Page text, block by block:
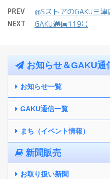
PREV @SストアのGAKU三
NEXT GAKU通信119号
お知らせ＆GAKU通
お知らせ一覧
GAKU通信一覧
まち（イベント情報）
新聞販売
お取り扱い新聞